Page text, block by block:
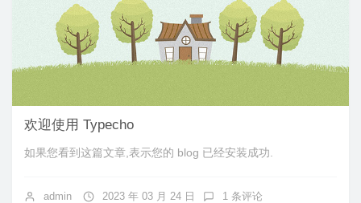
欢迎使用 Typecho
如果您看到这篇文章,表示您的 blog 已经安装成功.
admin 2023 年 03 月 24 日 1 条评论